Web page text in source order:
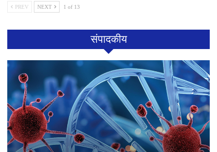
PREV NEXT 1 of 13
संपादकीय